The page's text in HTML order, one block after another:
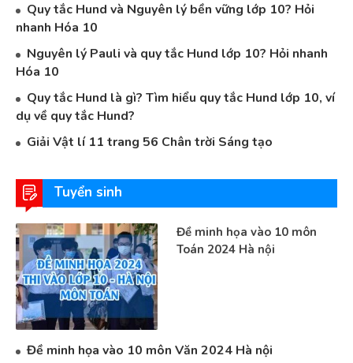
Quy tắc Hund và Nguyên lý bền vững lớp 10? Hỏi
nhanh Hóa 10
Nguyên lý Pauli và quy tắc Hund lớp 10? Hỏi nhanh
Hóa 10
Quy tắc Hund là gì? Tìm hiểu quy tắc Hund lớp 10, ví
dụ về quy tắc Hund?
Giải Vật lí 11 trang 56 Chân trời Sáng tạo
Tuyển sinh
Đề minh họa vào 10 môn
Toán 2024 Hà nội
Đề minh họa vào 10 môn Văn 2024 Hà nội